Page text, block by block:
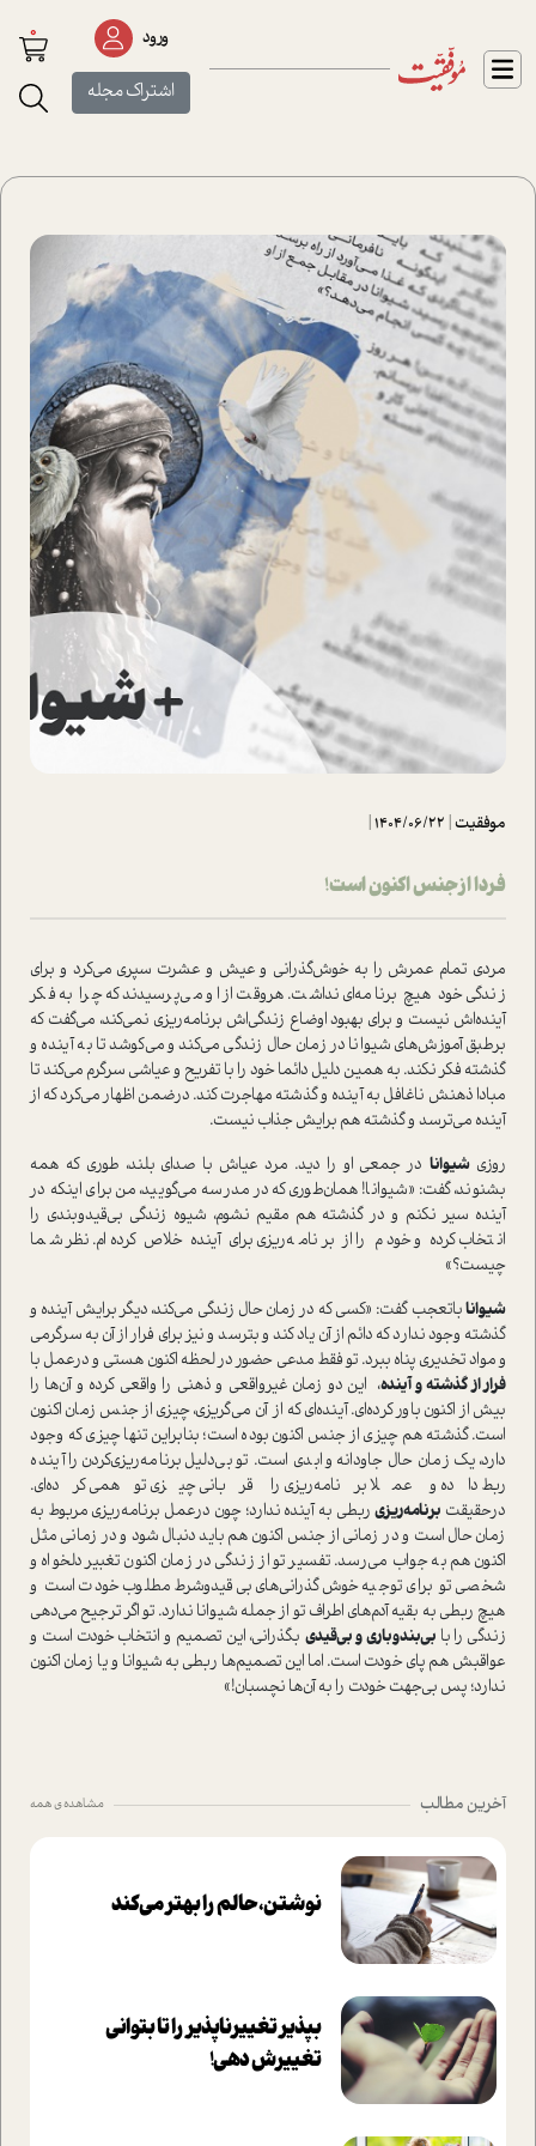
ورود
اشتراک مجله
0
موفقیت|
1404/06/22
|
فردا از جنس اکنون است!
مردی تمام عمرش را به خوش‌‌گذرانی و عیش و عشرت سپری می‌کرد و برای
زندگی خود هیچ برنامه‌ای نداشت. هروقت از او می‌پرسیدند که چرا به فکر
آینده‌اش نیست و برای بهبود اوضاع زندگی‌اش برنامه‌ریزی نمی‌کند، می‌گفت که
برطبق آموزش‌های شیوانا در زمان حال زندگی می‌کند و می‌کوشد تا به آینده و
گذشته فکر نکند. به همین دلیل دائما خود را با تفریح و عیاشی سرگرم می‌کند تا
مبادا ذهنش ناغافل به آینده و گذشته مهاجرت کند. درضمن اظهار می‌کرد که از
آینده می‌ترسد و گذشته هم برایش جذاب نیست.
روزی شیوانا در جمعی او را دید. مرد عیاش با صدای بلند، طوری که همه
بشنوند، گفت: «شیوانا! همان‌طوری که در مدرسه می‌گویید، من برای اینکه در
آینده سیر نکنم و در گذشته هم مقیم نشوم، شیوه زندگی بی‌قیدوبندی را
انتخاب کرده و خودم را از برنامه‌ریزی برای آینده خلاص کرده‌ام. نظر شما
چیست؟»
شیواناباتعجب گفت: «کسی که در زمان حال زندگی می‌کند، دیگر برایش آینده و
گذشته وجود ندارد که دائم از آن یاد کند و بترسد و نیز برای فرار از آن به سرگرمی‌
و مواد تخدیری پناه ببرد. تو فقط مدعی حضور در لحظه اکنون هستی و درعمل با
فرار از گذشته و آینده، این دو زمان غیرواقعی و ذهنی را واقعی کرده و آن‌ها را
بیش از اکنون باور کرده‌ای. آینده‌ای که از آن می‌گریزی، چیزی از جنس زمان اکنون
است. گذشته هم چیزی از جنس اکنون بوده است؛ بنابراین تنها چیزی که وجود
دارد، یک زمان حال جاودانه و ابدی است. تو بی‌دلیل برنامه‌ریزی‌کردن را آینده
ربط داده و عملا برنامه‌ریزی را قربانی چیزی توهمی‌ کرده‌ای.
درحقیقت برنامه‌ریزیربطی به آینده ندارد؛ چون درعمل برنامه‌ریزی مربوط به
زمان حال است و در زمانی از جنس اکنون هم باید دنبال شود و در زمانی مثل
اکنون هم به جواب می‌رسد. تفسیر تو از زندگی در زمان اکنون تغبیر دلخواه و
شخصی تو برای توجیه خوش‌‌گذرانی‌های بی‌قیدوشرط مطلوب خودت است و
هیچ ربطی به بقیه آدم‌های اطراف تو از جمله شیوانا ندارد. تو اگر ترجیح می‌دهی
زندگی را با بی‌بندوباری و بی‌قیدی بگذرانی، این تصمیم و انتخاب خودت است و
عواقبش هم پای خودت است. اما این تصمیم‌ها ربطی به شیوانا و یا زمان اکنون
ندارد؛ پس بی‌جهت خودت را به آن‌ها نچسبان!»
آخرین مطالب مشاهده ی همه
نوشتن، حالم را بهتر می‌کند
بپذير تغييرناپذير را تا بتواني
تغييرش دهي!‏